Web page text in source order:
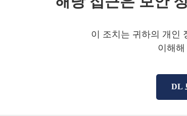
이 조치는 귀하의 개인
이해
DL